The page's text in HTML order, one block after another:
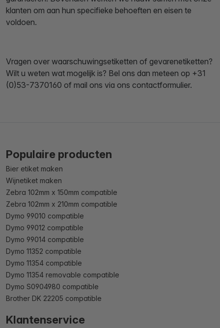
klanten om aan hun specifieke behoeften en eisen te
voldoen.
Vragen over waarschuwingsetiketten of gevarenetiketten?
Wilt u weten wat mogelijk is? Bel ons dan meteen op +31
(0)53-7370160 of mail ons via ons contactformulier.
Populaire producten
Bier etiket maken
Wijnetiket maken
Zebra 102mm x 150mm compatible
Zebra 102mm x 210mm compatible
Dymo 99010 compatible
Dymo 99012 compatible
Dymo 99014 compatible
Dymo 11352 compatible
Dymo 11354 compatible
Dymo 11354 removable compatible
Dymo S0904980 compatible
Brother DK 22205 compatible
Klantenservice